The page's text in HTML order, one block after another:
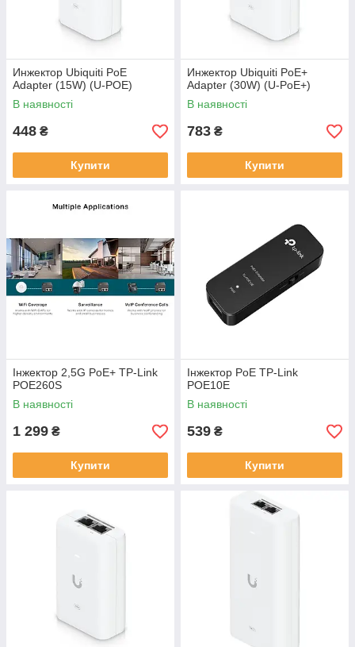
Инжектор Ubiquiti PoE
Adapter (15W) (U-POE)
В наявності
448 ₴
Купити
Инжектор Ubiquiti PoE+
Adapter (30W) (U-PoE+)
В наявності
783 ₴
Купити
Інжектор 2,5G PoE+ TP-Link
POE260S
В наявності
1 299 ₴
Купити
Інжектор PoE TP-Link
POE10E
В наявності
539 ₴
Купити